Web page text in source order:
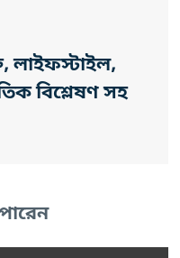
লাইফস্টাইল,
বিশ্লেষণ সহ